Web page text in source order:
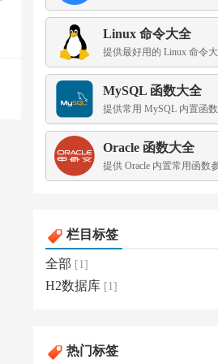
Linux 命令大全
提供最好用的 Linux 命令
MySQL 函数大全
Oracle 函数大全
提供 Oracle 内置常用函数
栏目标签
全部 [1]
H2数据库 [1]
热门标签